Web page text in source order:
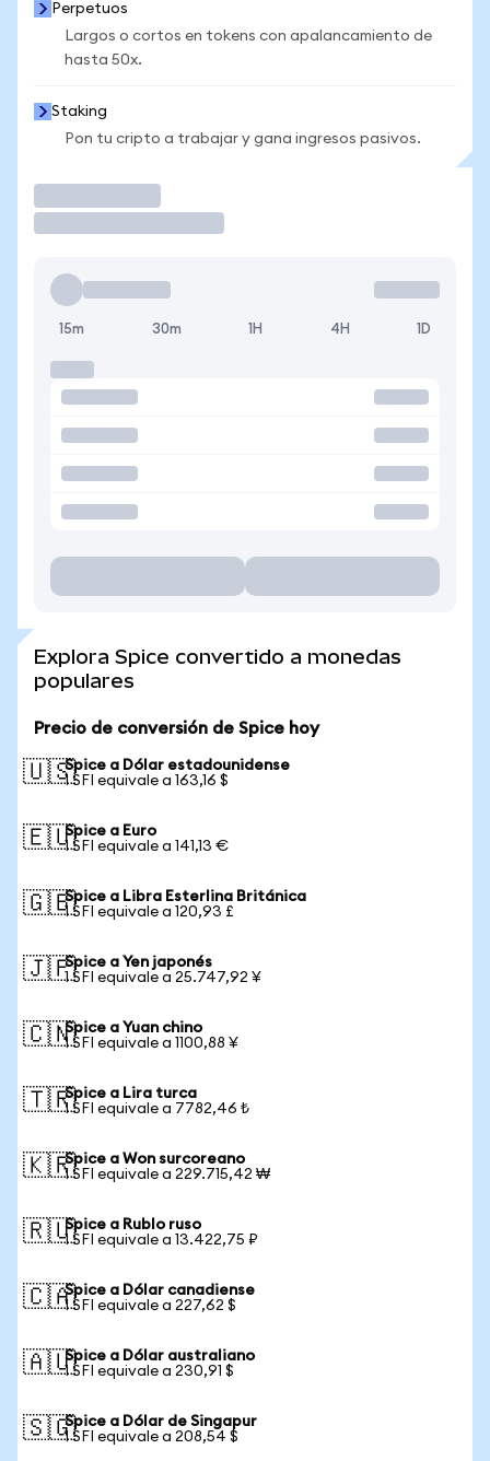
Perpetuos
Largos o cortos en tokens con apalancamiento de
hasta 50x.
Staking
Pon tu cripto a trabajar y gana ingresos pasivos.
15m 30m 1H 4H 1D
Explora Spice convertido a monedas
populares
Precio de conversión de Spice hoy
🇺🇸Spice a Dólar estadounidense
1 SFI equivale a 163,16 $
🇪🇺Spice a Euro
1 SFI equivale a 141,13 €
🇬🇧Spice a Libra Esterlina Británica
1 SFI equivale a 120,93 £
🇯🇵Spice a Yen japonés
1 SFI equivale a 25.747,92 ¥
🇨🇳Spice a Yuan chino
1 SFI equivale a 1100,88 ¥
🇹🇷Spice a Lira turca
1 SFI equivale a 7782,46 ₺
🇰🇷Spice a Won surcoreano
1 SFI equivale a 229.715,42 ₩
🇷🇺Spice a Rublo ruso
1 SFI equivale a 13.422,75 ₽
🇨🇦Spice a Dólar canadiense
1 SFI equivale a 227,62 $
🇦🇺Spice a Dólar australiano
1 SFI equivale a 230,91 $
🇸🇬Spice a Dólar de Singapur
1 SFI equivale a 208,54 $